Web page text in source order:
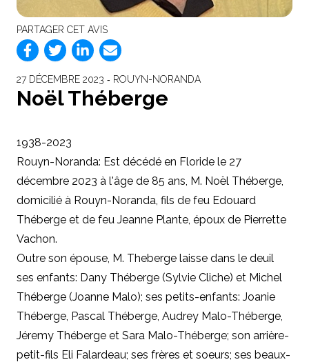
PARTAGER CET AVIS
27 DÉCEMBRE 2023 ‐ ROUYN-NORANDA
Noël Théberge
1938-2023
Rouyn-Noranda: Est décédé en Floride le 27
décembre 2023 à l'âge de 85 ans, M. Noël Théberge,
domicilié à Rouyn-Noranda, fils de feu Edouard
Théberge et de feu Jeanne Plante, époux de Pierrette
Vachon.
Outre son épouse, M. Theberge laisse dans le deuil
ses enfants: Dany Théberge (Sylvie Cliche) et Michel
Théberge (Joanne Malo); ses petits-enfants: Joanie
Théberge, Pascal Théberge, Audrey Malo-Théberge,
Jéremy Théberge et Sara Malo-Théberge; son arrière-
petit-fils Eli Falardeau; ses frères et soeurs; ses beaux-